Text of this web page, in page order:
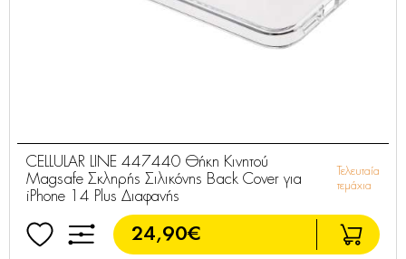
CELLULAR LINE 447440 Θήκη Κινητού
Magsafe Σκληρής Σιλικόνης Back Cover για
iPhone 14 Plus Διαφανής
Τελευταία
τεμάχια
24,90€